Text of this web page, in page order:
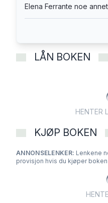
Elena Ferrante noe
LÅN BOKEN
HENTER
KJØP BOKEN
ANNONSELENKER: Lenkene
provisjon hvis du kjøper